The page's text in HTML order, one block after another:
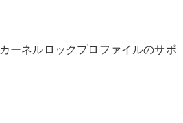
カーネルロックプロファイルのサポ